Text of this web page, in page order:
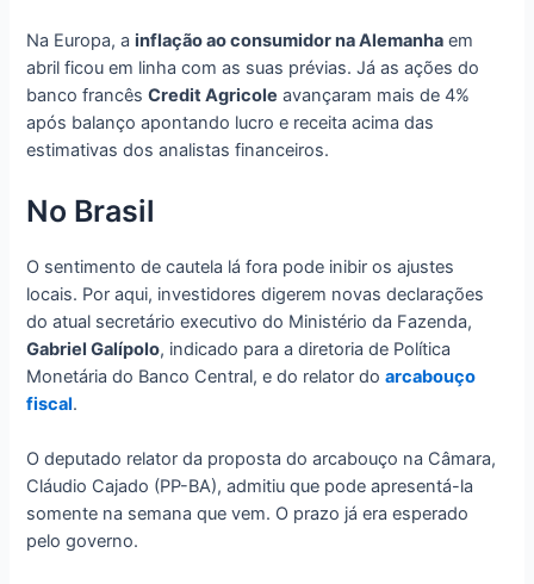
Na Europa, ainflação ao consumidor na Alemanha em
abril ficou em linha com as suas prévias. Já as ações do
banco francêsCredit Agricole avançaram mais de 4%
após balanço apontando lucro e receita acima das
estimativas dos analistas financeiros.
No Brasil
O sentimento de cautela lá fora pode inibir os ajustes
locais. Por aqui, investidores digerem novas declarações
do atual secretário executivo do Ministério da Fazenda,
Gabriel Galípolo, indicado para a diretoria de Política
Monetária do Banco Central, e do relator doarcabouço
fiscal.
O deputado relator da proposta do arcabouço na Câmara,
Cláudio Cajado (PP-BA), admitiu que pode apresentá-la
somente na semana que vem. O prazo já era esperado
pelo governo.